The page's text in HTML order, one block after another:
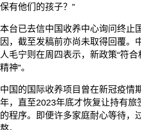
保有他们的孩子？”
本台已去信中国收养中心询问终止
因，截至发稿前亦尚未取得回覆。
人毛宁则在周四表示，新政策“符
精神”。
中国的国际收养项目曾在新冠疫情
年，直至2023年底才恢复让持有旅
的程序。即便许多家庭耐心等待，